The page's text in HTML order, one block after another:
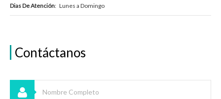
Dias De Atención: Lunes a Domingo
Contáctanos